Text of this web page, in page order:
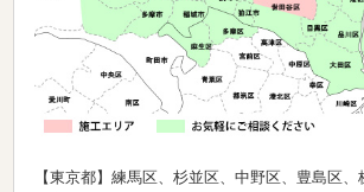
【東京都】練馬区、杉並区、中野区、豊島区、